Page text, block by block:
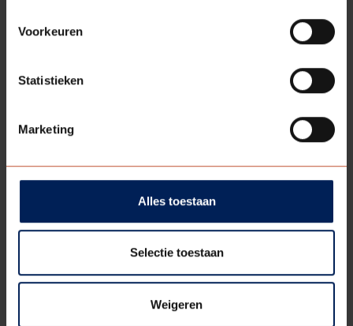
Voorkeuren
Statistieken
Marketing
Alles toestaan
Selectie toestaan
Weigeren